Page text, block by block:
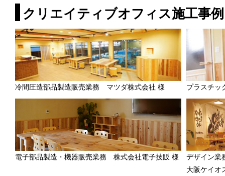
クリエイティブオフィス施工事例
冷間圧造部品製造販売業務 マツダ株式会社 様 プラスチ
電子部品製造・機器販売業務 株式会社電子技販 様
デザイン業
大阪ケイオ